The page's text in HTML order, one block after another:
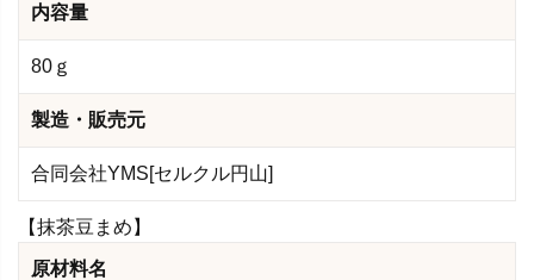
内容量
80ｇ
製造・販売元
合同会社YMS[セルクル円山]
【抹茶豆まめ】
原材料名